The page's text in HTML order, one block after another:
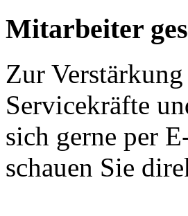
Mitarbeiter
Zur
Servicekräfte
sich gerne per
schauen Sie